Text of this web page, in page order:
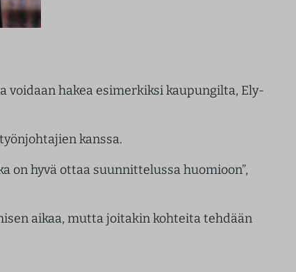
hakea esimerkiksi kaupungilta, Ely-
kanssa.
on hyvä ottaa suunnittelussa huomioon”,
aikaa, mutta joitakin kohteita tehdään